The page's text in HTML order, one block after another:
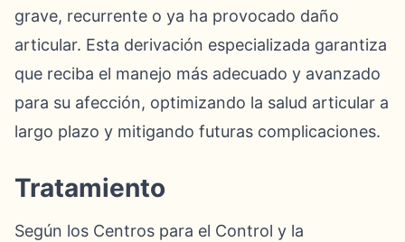
grave, recurrente o ya ha provocado daño
articular. Esta derivación especializada garantiza
que reciba el manejo más adecuado y avanzado
para su afección, optimizando la salud articular a
largo plazo y mitigando futuras complicaciones.
Tratamiento
Según los Centros para el Control y la